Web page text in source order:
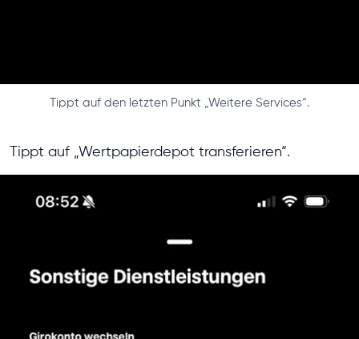
Tippt auf den letzten Punkt „Weitere Services“.
Tippt auf „Wertpapierdepot transferieren“.